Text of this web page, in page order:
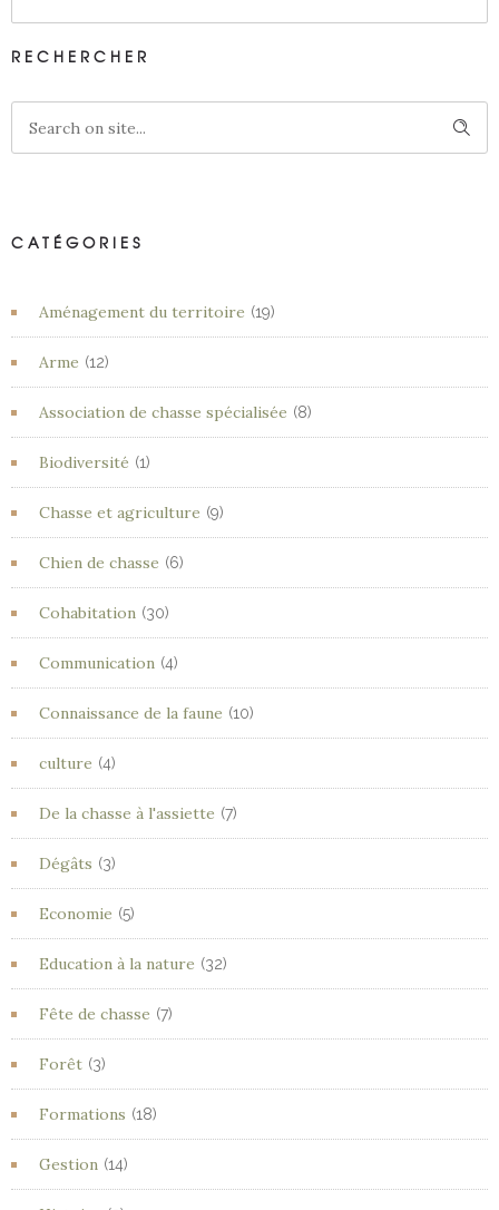
RECHERCHER
CATÉGORIES
Aménagement du territoire (19)
Arme (12)
Association de chasse spécialisée (8)
Biodiversité (1)
Chasse et agriculture (9)
Chien de chasse (6)
Cohabitation (30)
Communication (4)
Connaissance de la faune (10)
culture (4)
De la chasse à l'assiette (7)
Dégâts (3)
Economie (5)
Education à la nature (32)
Fête de chasse (7)
Forêt (3)
Formations (18)
Gestion (14)